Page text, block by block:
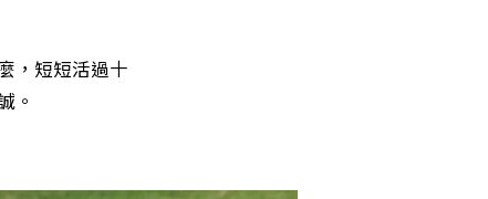
，短短活過十
。